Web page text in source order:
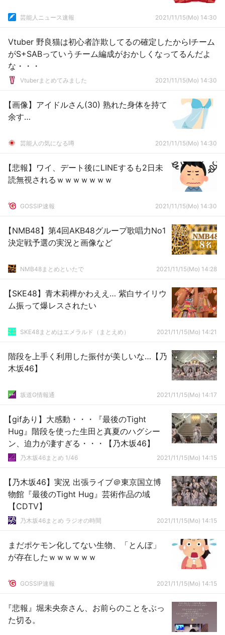
芸能人ニュース速報 2021/11/15(Mo) 14:30
Vtuber 野良猫は初心者詐欺してるの確定したからIチーム
がS+SABっていうチーム編成がおかしくなってるんだよ
な・・・
Vtuberまとめてみました 2021/11/15(Mo) 14:30
【画像】アイドルさん(30) 熟れた身体を持て
余す…
芸能人の気になる噂 2021/11/15(Mo) 14:30
【悲報】ワイ、デート後にLINEするも2日未
読無視されるｗｗｗｗｗｗｗ
GOSSIP速報 2021/11/15(Mo) 14:30
【NMB48】第4回AKB48グループ歌唱力No1
決定戦予選の実況と画像など
NMB48まとめといたで 2021/11/15(Mo) 14:28
【SKE48】青木莉樺かわええ… 紫白サイリウ
ム振って爆レスされたい
SKE48まとめはエメラルド（まとえめ） 2021/11/15(Mo) 14:21
階段を上手く利用した振付が美しいな…【乃
木坂46】
坂道G情報通 2021/11/15(Mo) 14:17
【gifあり】大感動・・・『最後のTight
Hug』階段を使った生田と真夏のハグシー
ン、迫力が凄すぎる・・・【乃木坂46】
乃木坂46まとめ 1/46 2021/11/15(Mo) 14:15
【乃木坂46】実況 出張ライブ＠東京国立博
物館『最後のTight Hug』芸術作品の域
【CDTV】
乃木坂46まとめ ラジオの時間 2021/11/15(Mo) 14:15
まだポケモン化してない生物、「とんぼ」
が存在したｗｗｗｗｗｗ
GOSSIP速報 2021/11/15(Mo) 14:15
『悲報』堀未央奈さん、お前らのことをぶっ
た切る。